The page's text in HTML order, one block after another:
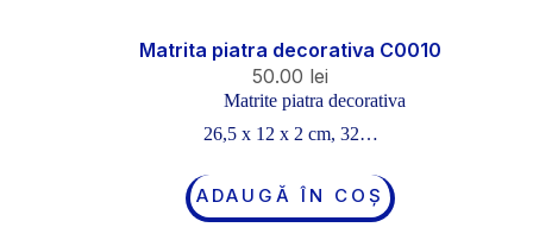
Matrita piatra decorativa C0010
50.00 lei
Matrite piatra decorativa
26,5 x 12 x 2 cm, 32…
ADAUGĂ ÎN COȘ